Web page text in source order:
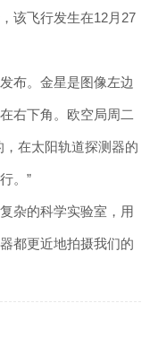
该飞行发生在12月27
布。金星是图像左边
右下角。欧空局周二
在太阳轨道探测器的
。”
杂的科学实验室，用
都更近地拍摄我们的